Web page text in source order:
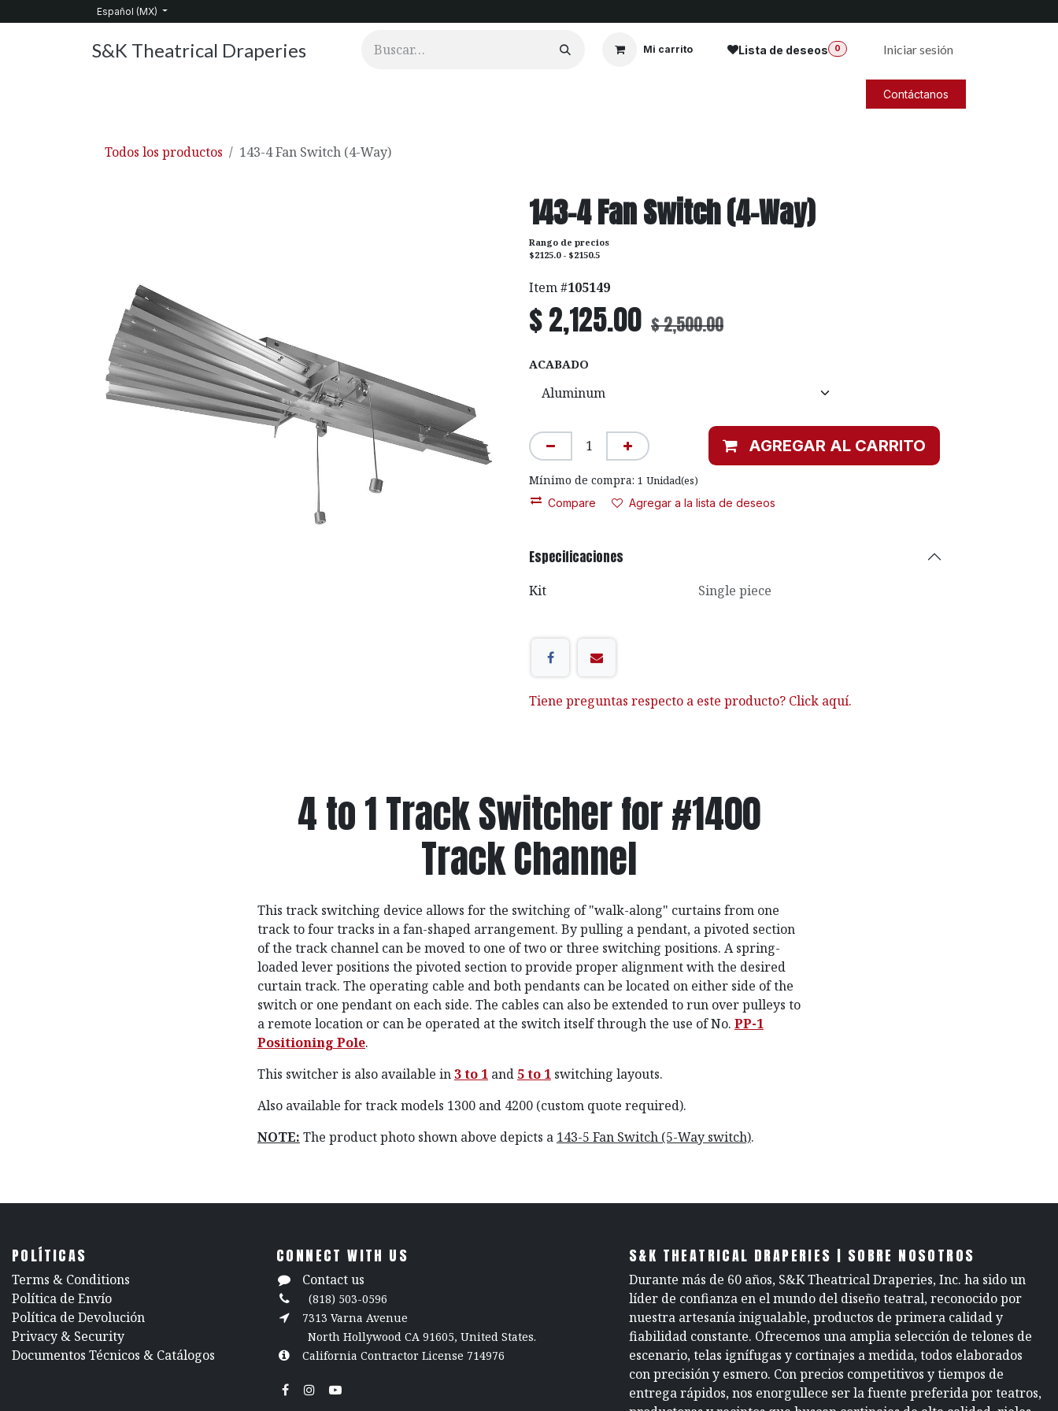
Español (MX)
S&K Theatrical Draperies Mi carrito Lista de deseos 0 Iniciar sesión
Contáctanos
Todos los productos 143-4 Fan Switch (4-Way)
143-4 Fan Switch (4-Way)
Rango de precios
$2125.0 - $2150.5
Item #105149
$2,125.00 $2,500.00
ACABADO
AGREGAR AL CARRITO
Mínimo de compra: 1 Unidad(es)
Compare Agregar a la lista de deseos
Especificaciones
Kit Single piece
Tiene preguntas respecto a este producto? Click aquí.
4 to 1 Track Switcher for #1400
Track Channel
This track switching device allows for the switching of "walk-along" curtains from one
track to four tracks in a fan-shaped arrangement. By pulling a pendant, a pivoted section
of the track channel can be moved to one of two or three switching positions. A spring-
loaded lever positions the pivoted section to provide proper alignment with the desired
curtain track. The operating cable and both pendants can be located on either side of the
switch or one pendant on each side. The cables can also be extended to run over pulleys to
a remote location or can be operated at the switch itself through the use of No. PP-1
Positioning Pole.
This switcher is also available in 3 to 1 and 5 to 1 switching layouts.
Also available for track models 1300 and 4200 (custom quote required).
NOTE: The product photo shown above depicts a 143-5 Fan Switch (5-Way switch).
POLÍTICAS
​Terms & Conditions
Política de Envío
Política de Devolución
​Privacy & Security
​Documentos Técnicos & Catálogos
CONNECT WITH US
Contact us
(818) 503-0596
7313 Varna Avenue
North Hollywood CA 91605, United States.
California Contractor License 714976
S&K THEATRICAL DRAPERIES | SOBRE NOSOTROS
Durante más de 60 años, S&K Theatrical Draperies, Inc. ha sido un
líder de confianza en el mundo del diseño teatral, reconocido por
nuestra artesanía inigualable, productos de primera calidad y
fiabilidad constante. Ofrecemos una amplia selección de telones de
escenario, telas ignífugas y cortinajes a medida, todos elaborados
con precisión y esmero. Con precios competitivos y tiempos de
entrega rápidos, nos enorgullece ser la fuente preferida por teatros,